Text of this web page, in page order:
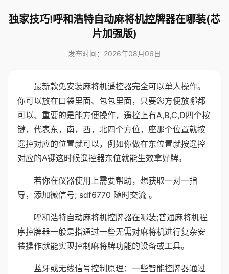
独家技巧!呼和浩特自动麻将机控牌器在哪装(芯
片加强版)
发布时间：2026年08月06日
最新款免安装麻将机遥控器完全可以单人操作。
你可以放在口袋里面、包包里面，只要您方便放哪都
可以、重要的是能方便操作，遥控上有A,B,C,D四个按
键，代表东，南，西，北四个方位，座那个位置就按
遥控对应的位置就可以，例如你做在东位置就按遥控
对应的A键这时候遥控器东位就能生效拿好牌。
若你在仪器使用上需要帮助，想获取一对一指
导，添加微信号; sdf6770 随时交流 。
呼和浩特自动麻将机控牌器在哪装;普通麻将机程
序控牌器一般是指通过一些无需对麻将机进行复杂安
装操作就能实现控制麻将牌功能的设备或工具。
蓝牙或无线信号控制原理：一些智能控牌器通过